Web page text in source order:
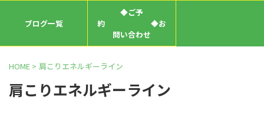
ブログ一覧
◆ご予
約 ◆お
問い合わせ
HOME > 肩こりエネルギーライン
肩こりエネルギーライン